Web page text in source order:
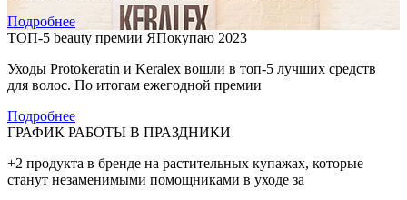
Подробнее
ТОП-5 beauty премии ЯПокупаю 2023
Уходы Protokeratin и Keralex вошли в топ-5 лучших средств
для волос. По итогам ежегодной премии
Подробнее
ГРАФИК РАБОТЫ В ПРАЗДНИКИ
+2 продукта в бренде на растительных купажах, которые
станут незаменимыми помощниками в уходе за